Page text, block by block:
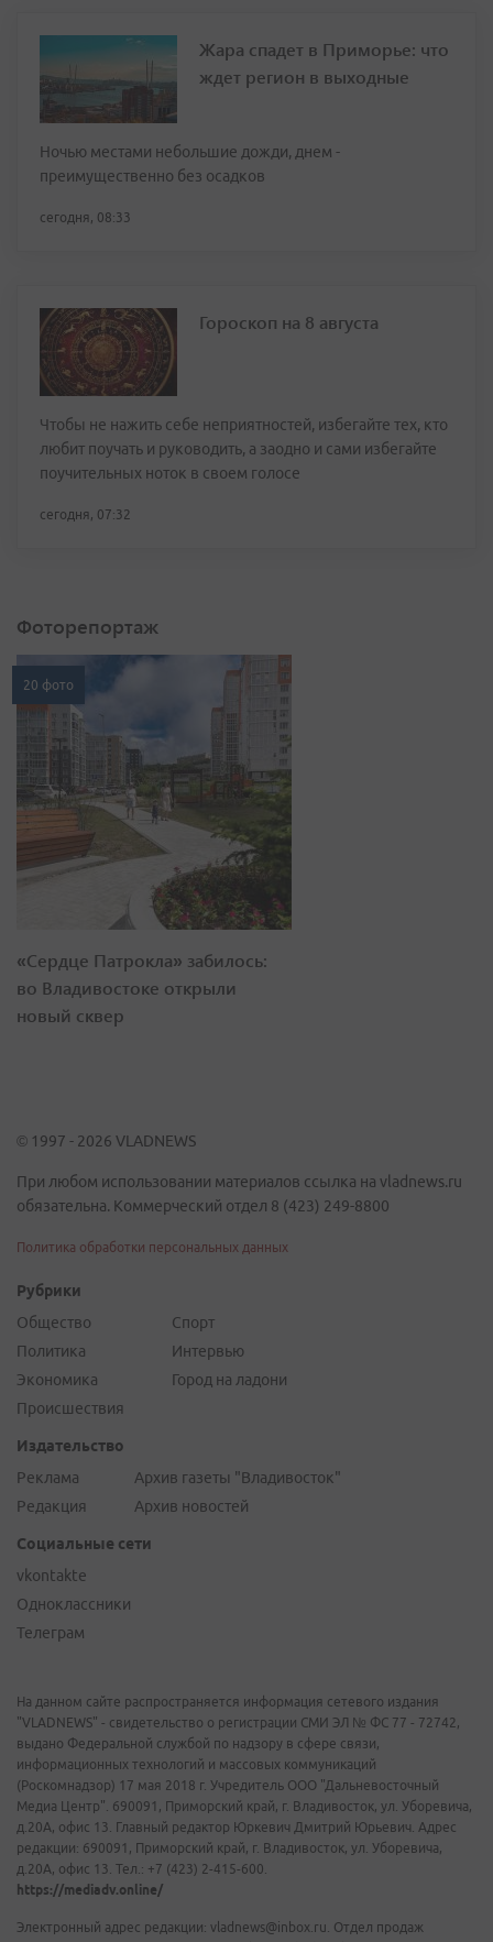
Жара спадет в Приморье: что
ждет регион в выходные
Ночью местами небольшие дожди, днем -
преимущественно без осадков
сегодня, 08:33
Гороскоп на 8 августа
Чтобы не нажить себе неприятностей, избегайте тех, кто
любит поучать и руководить, а заодно и сами избегайте
поучительных ноток в своем голосе
сегодня, 07:32
Фоторепортаж
20 фото
«Сердце Патрокла» забилось:
во Владивостоке открыли
новый сквер
© 1997 - 2026 VLADNEWS
При любом использовании материалов ссылка на vladnews.ru
обязательна. Коммерческий отдел 8 (423) 249-8800
Политика обработки персональных данных
Рубрики
Общество
Политика
Экономика
Происшествия
Спорт
Интервью
Город на ладони
Издательство
Реклама
Редакция
Архив газеты "Владивосток"
Архив новостей
Социальные сети
vkontakte
Одноклассники
Телеграм
На данном сайте распространяется информация сетевого издания
"VLADNEWS" - свидетельство о регистрации СМИ ЭЛ № ФС 77 - 72742,
выдано Федеральной службой по надзору в сфере связи,
информационных технологий и массовых коммуникаций
(Роскомнадзор) 17 мая 2018 г. Учредитель ООО "Дальневосточный
Медиа Центр". 690091, Приморский край, г. Владивосток, ул. Уборевича,
д.20А, офис 13. Главный редактор Юркевич Дмитрий Юрьевич. Адрес
редакции: 690091, Приморский край, г. Владивосток, ул. Уборевича,
д.20А, офис 13. Тел.: +7 (423) 2-415-600.
https://mediadv.online/
Электронный адрес редакции: vladnews@inbox.ru. Отдел продаж